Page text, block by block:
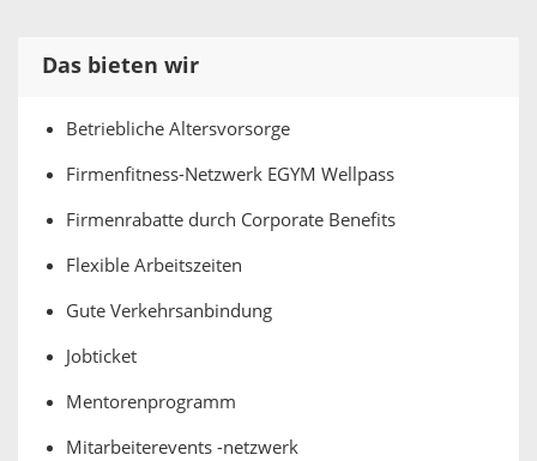
Das bieten wir
Betriebliche Altersvorsorge
Firmenfitness-Netzwerk EGYM Wellpass
Firmenrabatte durch Corporate Benefits
Flexible Arbeitszeiten
Gute Verkehrsanbindung
Jobticket
Mentorenprogramm
Mitarbeiterevents -netzwerk